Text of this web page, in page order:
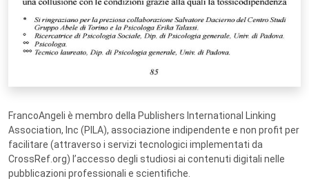
FrancoAngeli è membro della Publishers International Linking
Association, Inc (PILA), associazione indipendente e non profit per
facilitare (attraverso i servizi tecnologici implementati da
CrossRef.org) l’accesso degli studiosi ai contenuti digitali nelle
pubblicazioni professionali e scientifiche.